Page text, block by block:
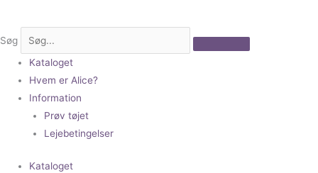
Søg
Kataloget
Hvem er Alice?
Information
Prøv tøjet
Lejebetingelser
Kataloget